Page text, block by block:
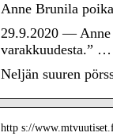
Anne Brunila
29.9.2020 — Anne
varakkuudesta.” …
Neljän suuren
http s://